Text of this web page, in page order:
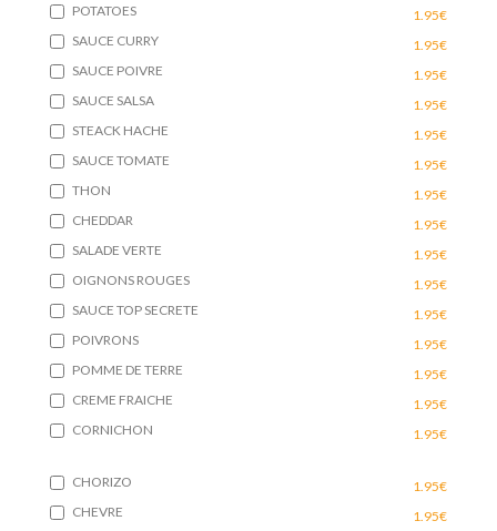
POTATOES
1.95€
SAUCE CURRY
1.95€
SAUCE POIVRE
1.95€
SAUCE SALSA
1.95€
STEACK HACHE
1.95€
SAUCE TOMATE
1.95€
THON
1.95€
CHEDDAR
1.95€
SALADE VERTE
1.95€
OIGNONS ROUGES
1.95€
SAUCE TOP SECRETE
1.95€
POIVRONS
1.95€
POMME DE TERRE
1.95€
CREME FRAICHE
1.95€
CORNICHON
1.95€
CHORIZO
1.95€
CHEVRE
1.95€